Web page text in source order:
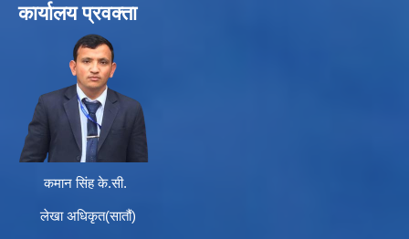
कार्यालय प्रवक्ता
कमान सिंह के.सी.
लेखा अधिकृत(सातौं)